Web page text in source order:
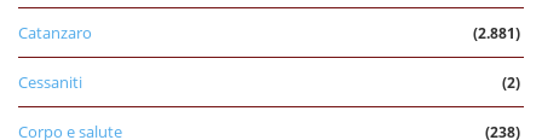
Catanzaro (2.881)
Cessaniti (2)
Corpo e salute (238)